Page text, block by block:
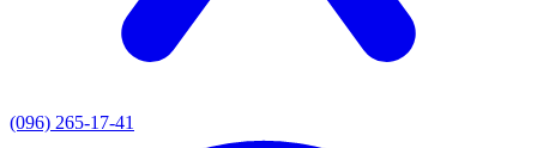
(096) 265-17-41